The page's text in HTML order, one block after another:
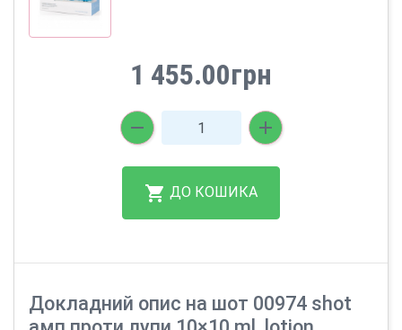
1 455.00грн
ДО КОШИКА
Докладний опис на шот 00974 shot